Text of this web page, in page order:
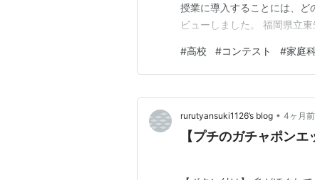
授業に導入することには、ど
ビューしました。 福岡県立
大臣賞」を受賞した福岡県立
っていた井上いずみ先生に
#高校 #コンテスト #家庭
rurutyansuki1126’s blog • 4ヶ月前
【プチのガチャポンエ